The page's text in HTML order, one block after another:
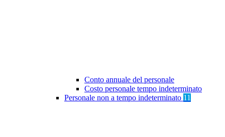
Conto annuale del personale
Costo personale tempo indeterminato
Personale non a tempo indeterminato 11